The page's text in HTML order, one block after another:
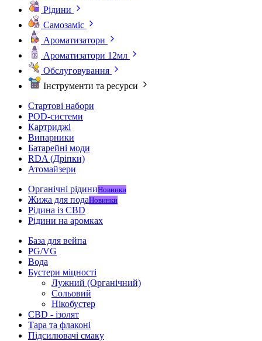
Рідини
Самозаміс
Ароматизатори
Ароматизатори 12мл
Обслуговування
Інструменти та ресурси
Стартові набори
POD-системи
Картриджі
Випарники
Батарейні моди
RDA (Дріпки)
Атомайзери
Органічні рідиниНовинки
Жижа для подаНовинки
Рідина із CBD
Рідини на аромках
База для вейпа
PG/VG
Вода
Бустери міцності
Лужний (Органічний)
Сольовий
Нікобустер
CBD - ізолят
Тара та флаконі
Підсилювачі смаку